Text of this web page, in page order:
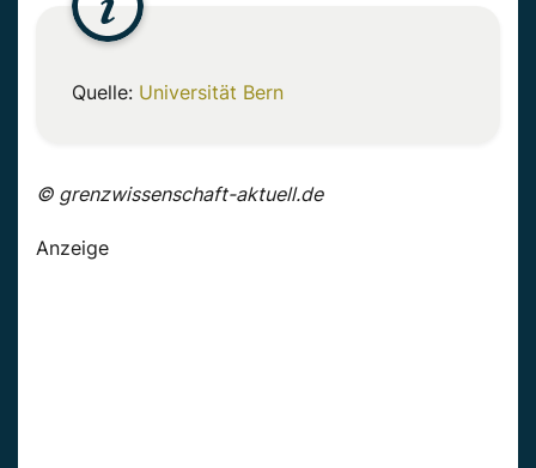
Quelle: Universität Bern
© grenzwissenschaft-aktuell.de
Anzeige